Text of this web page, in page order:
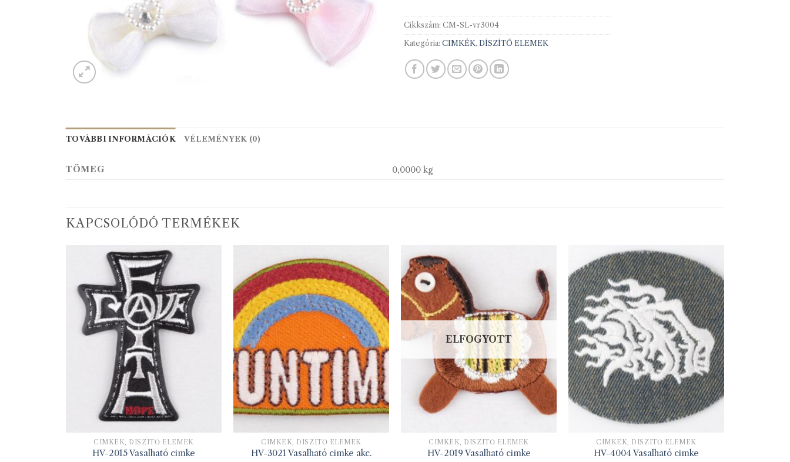
Cikkszám: CM-SL-vr3004
Kategória: CIMKÉK, DÍSZÍTŐ ELEMEK
TOVÁBBI INFORMÁCIÓK VÉLEMÉNYEK (0)
TÖMEG 0,0000 kg
KAPCSOLÓDÓ TERMÉKEK
CIMKÉK, DÍSZÍTŐ ELEMEK
HV-2015 Vasalható cimke
CIMKÉK, DÍSZÍTŐ ELEMEK
HV-3021 Vasalható cimke akc.
ELFOGYOTT
CIMKÉK, DÍSZÍTŐ ELEMEK
HV-2019 Vasalható cimke
CIMKÉK, DÍSZÍTŐ ELEMEK
HV-4004 Vasalható cimke